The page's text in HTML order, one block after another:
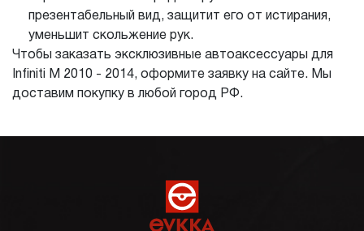
презентабельный вид, защитит его от истирания,
уменьшит скольжение рук.
Чтобы заказать эксклюзивные автоаксессуары для
Infiniti M 2010 - 2014, оформите заявку на сайте. Мы
доставим покупку в любой город РФ.